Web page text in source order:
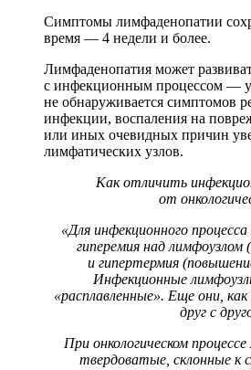
Симптомы лимфаденопатии
время — 4 недели и более.
Лимфаденопатия может
с инфекционным процессом — у
не обнаруживается симптомов
инфекции, воспаления на
или иных очевидных причин
лимфатических узлов.
Как отличить
от
«Для инфекционного
гиперемия над лимфоузлом
и гипертермия
Инфекционные
«расплавленные». Еще они,
друг с
При онкологическом
твердоватые, склонные к